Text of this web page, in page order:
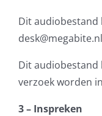
Dit audiobestand
desk@megabite.nl
Dit audiobestand
verzoek worden
3 – Inspreken